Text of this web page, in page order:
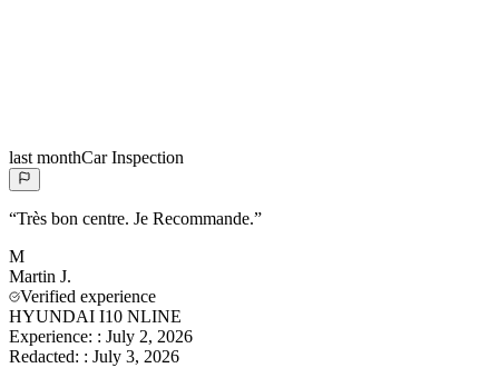
last monthCar Inspection
“Très bon centre. Je Recommande.”
M
Martin J.
Verified experience
HYUNDAI I10 NLINE
Experience: : July 2, 2026
Redacted: : July 3, 2026